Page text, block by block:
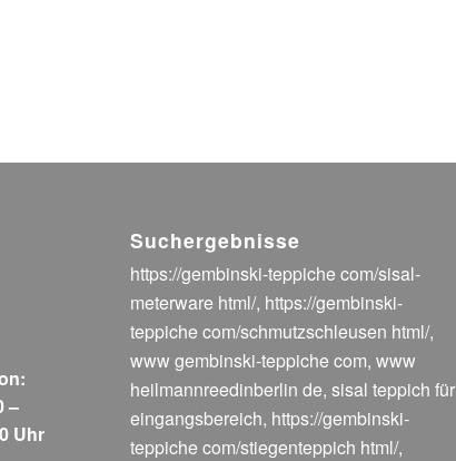
–
Uhr
Suchergebnisse
https://gembinski-teppiche com/sisal-
meterware html/, https://gembinski-
teppiche com/schmutzschleusen html/,
www gembinski-teppiche com,www
heilmannreedinberlin de,sisal teppich für
eingangsbereich, https://gembinski-
teppiche com/stiegenteppich html/,